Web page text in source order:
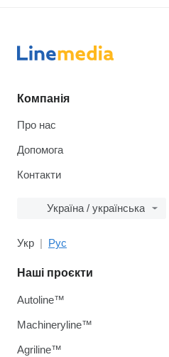
Компанія
Про нас
Допомога
Контакти
Україна / українська
Укр Рус
Наші проєкти
Autoline™
Machineryline™
Agriline™